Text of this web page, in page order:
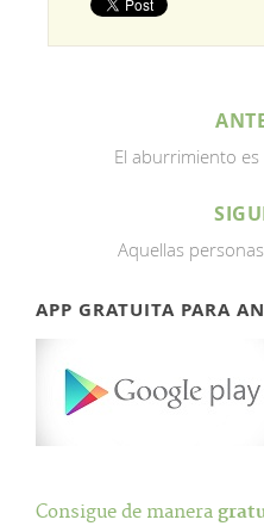
El aburrimiento
Aquellas
APP GRATUITA PARA
Consigue de manera